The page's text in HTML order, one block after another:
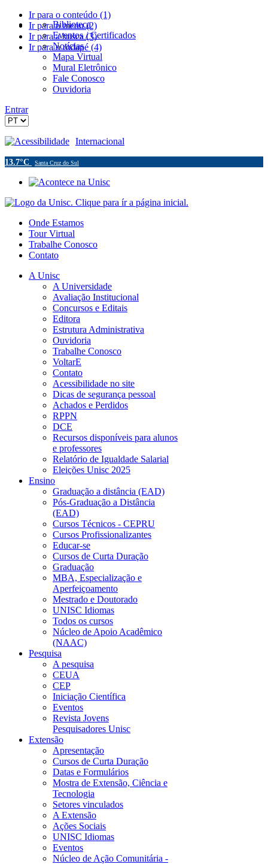
Ir para o conteúdo (1)
Ir para o menu (2)
Ir para a busca (3)
Ir para o rodapé (4)
Biblioteca
Eventos / Certificados
Notícias
Mapa Virtual
Mural Eletrônico
Fale Conosco
Ouvidoria
Entrar
Acessibilidade Internacional
13.7°C Santa Cruz do Sul
Onde Estamos
Tour Virtual
Trabalhe Conosco
Contato
A Unisc
A Universidade
Avaliação Institucional
Concursos e Editais
Editora
Estrutura Administrativa
Ouvidoria
Trabalhe Conosco
VoltarE
Contato
Acessibilidade no site
Dicas de segurança pessoal
Achados e Perdidos
RPPN
DCE
Recursos disponíveis para alunos
e professores
Relatório de Igualdade Salarial
Eleições Unisc 2025
Ensino
Graduação a distância (EAD)
Pós-Graduação a Distância
(EAD)
Cursos Técnicos - CEPRU
Cursos Profissionalizantes
Educar-se
Cursos de Curta Duração
Graduação
MBA, Especialização e
Aperfeiçoamento
Mestrado e Doutorado
UNISC Idiomas
Todos os cursos
Núcleo de Apoio Acadêmico
(NAAC)
Pesquisa
A pesquisa
CEUA
CEP
Iniciação Científica
Eventos
Revista Jovens
Pesquisadores Unisc
Extensão
Apresentação
Cursos de Curta Duração
Datas e Formulários
Mostra de Extensão, Ciência e
Tecnologia
Setores vinculados
A Extensão
Ações Sociais
UNISC Idiomas
Eventos
Núcleo de Ação Comunitária -